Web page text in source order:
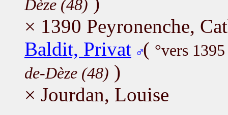
Dèze (48)
× 1390 Peyronenche,
Baldit, Privat ( °vers
de-Dèze (48) )
× Jourdan, Louise